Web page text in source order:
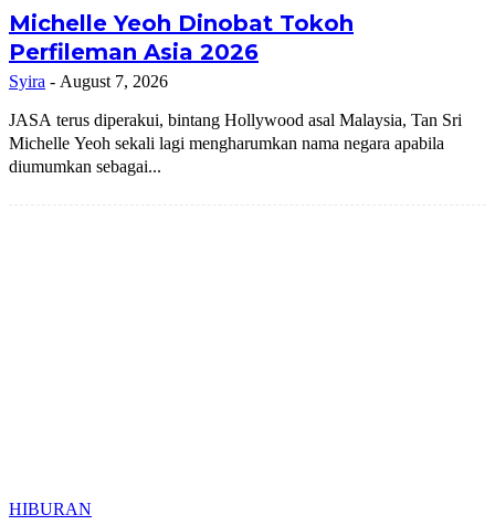
Michelle Yeoh Dinobat Tokoh
Perfileman Asia 2026
Syira - August 7, 2026
JASA terus diperakui, bintang Hollywood asal Malaysia, Tan Sri
Michelle Yeoh sekali lagi mengharumkan nama negara apabila
diumumkan sebagai...
HIBURAN